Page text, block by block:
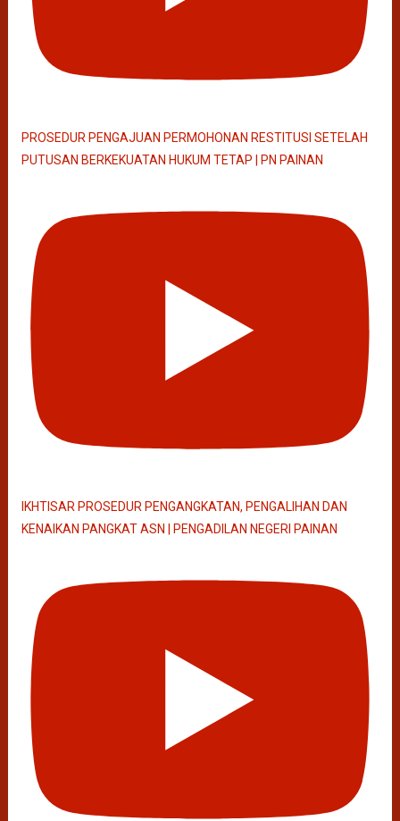
PROSEDUR PENGAJUAN PERMOHONAN RESTITUSI SETELAH
PUTUSAN BERKEKUATAN HUKUM TETAP | PN PAINAN
IKHTISAR PROSEDUR PENGANGKATAN, PENGALIHAN DAN
KENAIKAN PANGKAT ASN | PENGADILAN NEGERI PAINAN